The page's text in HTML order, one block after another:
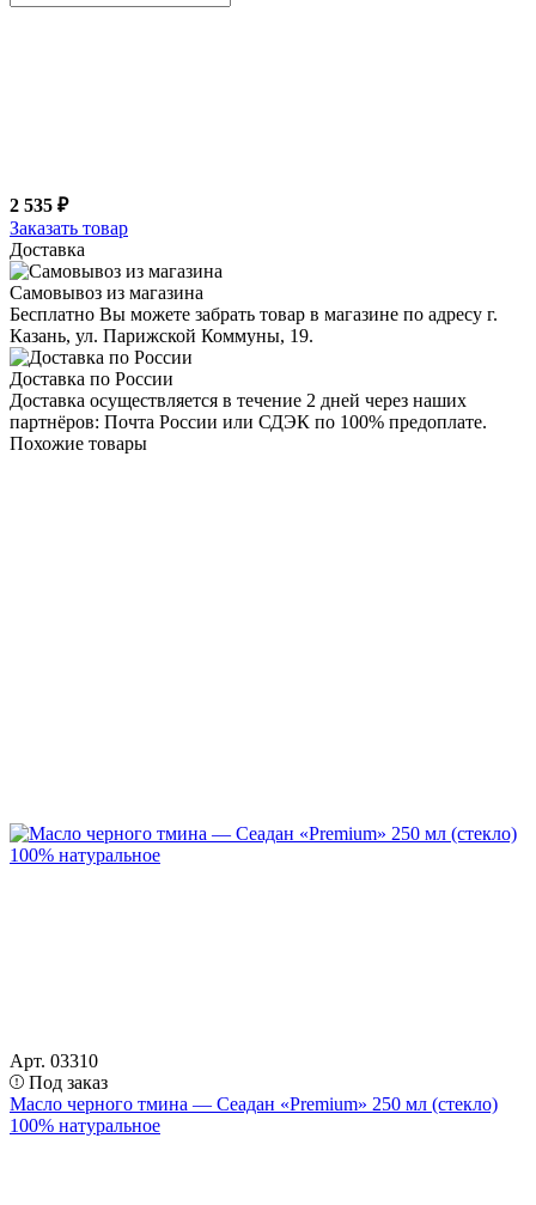
2 535 ₽
Заказать товар
Доставка
Самовывоз из магазина
Бесплатно Вы можете забрать товар в магазине по адресу г.
Казань, ул. Парижской Коммуны, 19.
Доставка по России
Доставка осуществляется в течение 2 дней через наших
партнёров: Почта России или СДЭК по 100% предоплате.
Похожие товары
Арт. 03310
Под заказ
Масло черного тмина — Сеадан «Premium» 250 мл (стекло)
100% натуральное